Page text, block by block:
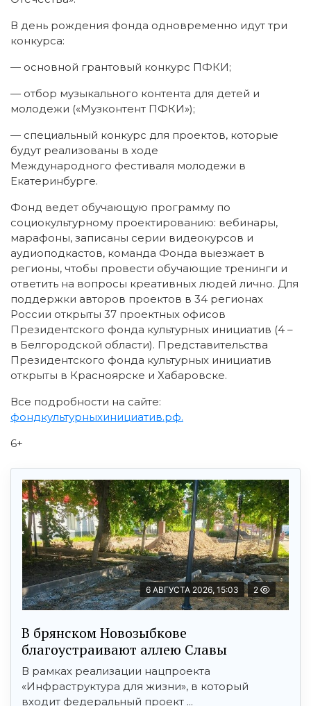
В день рождения фонда одновременно идут три
конкурса:
— основной грантовый конкурс ПФКИ;
— отбор музыкального контента для детей и
молодежи («Музконтент ПФКИ»);
— специальный конкурс для проектов, которые
будут реализованы в ходе
Международного фестиваля молодежи в
Екатеринбурге.
Фонд ведет обучающую программу по
социокультурному проектированию: вебинары,
марафоны, записаны серии видеокурсов и
аудиоподкастов, команда Фонда выезжает в
регионы, чтобы провести обучающие тренинги и
ответить на вопросы креативных людей лично. Для
поддержки авторов проектов в 34 регионах
России открыты 37 проектных офисов
Президентского фонда культурных инициатив (4 –
в Белгородской области). Представительства
Президентского фонда культурных инициатив
открыты в Красноярске и Хабаровске.
Все подробности на сайте:
фондкультурныхинициатив.рф.
6+
6 АВГУСТА 2026, 15:03 2
В брянском Новозыбкове
благоустраивают аллею Славы
В рамках реализации нацпроекта
«Инфраструктура для жизни», в который
входит федеральный проект ...